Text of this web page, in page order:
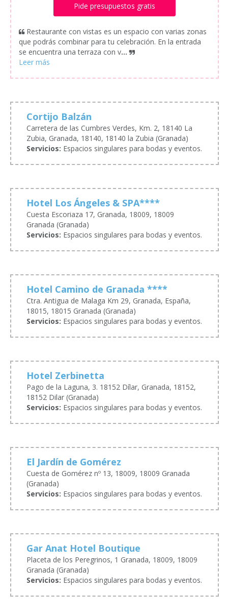
Pide presupuestos gratis
Restaurante con vistas es un espacio con varias zonas
que podrás combinar para tu celebración. En la entrada
se encuentra una terraza con v...
Cortijo Balzán
Carretera de las Cumbres Verdes, Km. 2, 18140 La
Zubia, Granada, 18140, 18140 la Zubia (Granada)
Servicios: Espacios singulares para bodas y eventos.
Hotel Los Ángeles & SPA****
Cuesta Escoriaza 17, Granada, 18009, 18009
Granada (Granada)
Servicios: Espacios singulares para bodas y eventos.
Hotel Camino de Granada ****
Ctra. Antigua de Malaga Km 29, Granada, España,
18015, 18015 Granada (Granada)
Servicios: Espacios singulares para bodas y eventos.
Hotel Zerbinetta
Pago de la Laguna, 3. 18152 Dílar, Granada, 18152,
18152 Dilar (Granada)
Servicios: Espacios singulares para bodas y eventos.
El Jardín de Gomérez
Cuesta de Gomérez nº 13, 18009, 18009 Granada
(Granada)
Servicios: Espacios singulares para bodas y eventos.
Gar Anat Hotel Boutique
Placeta de los Peregrinos, 1 Granada, 18009, 18009
Granada (Granada)
Servicios: Espacios singulares para bodas y eventos.